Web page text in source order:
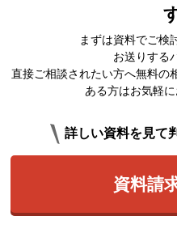
まずは資料でご検
お送りする
直接ご相談されたい方へ無料の
ある方はお気軽
詳しい資料を見て
資料請